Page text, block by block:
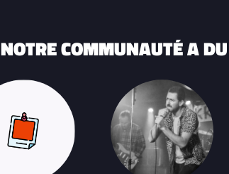
NOTRE COMMUNAUTÉ A